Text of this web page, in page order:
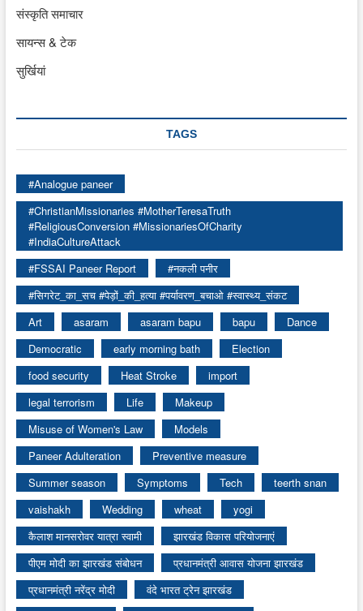
संस्कृति समाचार
सायन्स & टेक
सुर्खियां
TAGS
#Analogue paneer
#ChristianMissionaries #MotherTeresaTruth
#ReligiousConversion #MissionariesOfCharity
#IndiaCultureAttack
#FSSAI Paneer Report
#नकली पनीर
#सिगरेट_का_सच #पेड़ों_की_हत्या #पर्यावरण_बचाओ #स्वास्थ्य_संकट
Art
asaram asaram bapu bapu
Dance
Democratic
early morning bath
Election
food security
Heat Stroke
import
legal terrorism
Life
Makeup
Misuse of Women's Law
Models
Paneer Adulteration
Preventive measure
Summer season
Symptoms Tech
teerth snan
vaishakh
Wedding wheat
yogi
कैलाश मानसरोवर यात्रा स्वामी
झारखंड विकास परियोजनाएं
पीएम मोदी का झारखंड संबोधन
प्रधानमंत्री आवास योजना झारखंड
प्रधानमंत्री नरेंद्र मोदी
वंदे भारत ट्रेन झारखंड